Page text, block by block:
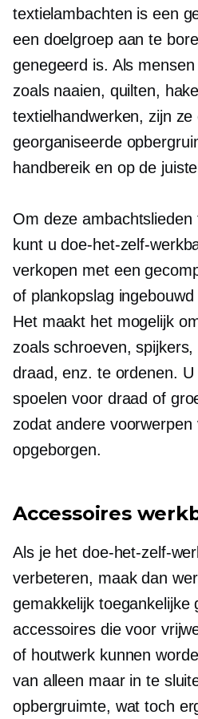
textielambachten is een
een ​​doelgroep aan te
genegeerd is. Als
zoals naaien, quilten,
textielhandwerken, zijn
georganiseerde
handbereik en op de
Om deze
kunt u doe-het-zelf-
verkopen met een
of plankopslag ingebouwd
Het maakt het mogelijk
zoals schroeven,
draad, enz. te ordenen.
spoelen voor draad of
zodat andere
opgeborgen.
Accessoires
Als je het doe-het-zelf-
verbeteren, maak dan
gemakkelijk toegankelijke
accessoires die voor
of houtwerk kunnen
van alleen maar in te
opbergruimte, wat toch